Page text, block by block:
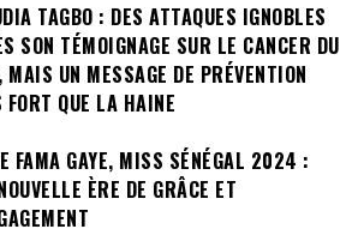
TAGBO : DES ATTAQUES IGNOBLES
SON TÉMOIGNAGE SUR LE CANCER DU
MAIS UN MESSAGE DE PRÉVENTION
FORT QUE LA HAINE
FAMA GAYE, MISS SÉNÉGAL 2024 :
ÈRE DE GRÂCE ET